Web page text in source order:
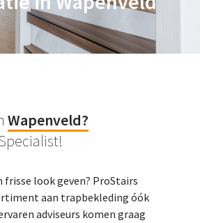
Wapenveld?
frisse look geven? ProStairs
aan trapbekleding óók
adviseurs komen graag